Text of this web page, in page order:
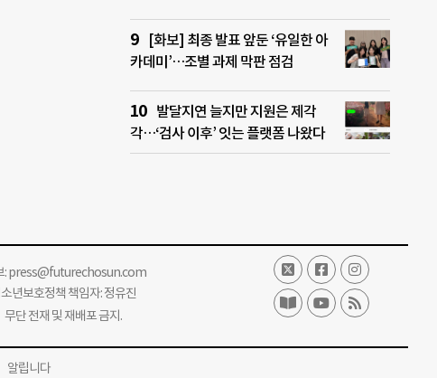
[화보] 최종 발표 앞둔 ‘유일한 아
카데미’…조별 과제 막판 점검
발달지연 늘지만 지원은 제각
각…‘검사 이후’ 잇는 플랫폼 나왔다
:press@futurechosun.com
보호정책 책임자: 정유진
전재 및 재배포 금지.
알립니다